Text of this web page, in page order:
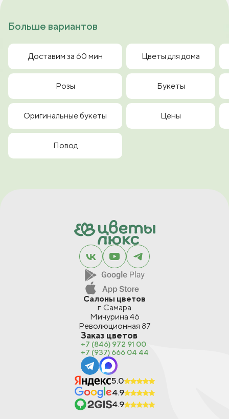
Больше вариантов
Доставим за 60 мин Цветы для дома
Розы Букеты
Оригинальные букеты Цены
Повод
Салоны цветов
г. Самара
Мичурина 46
Революционная 87
Заказ цветов
+7 (846) 972 91 00
+7 (937) 666 04 44
5.0
4.9
4.9